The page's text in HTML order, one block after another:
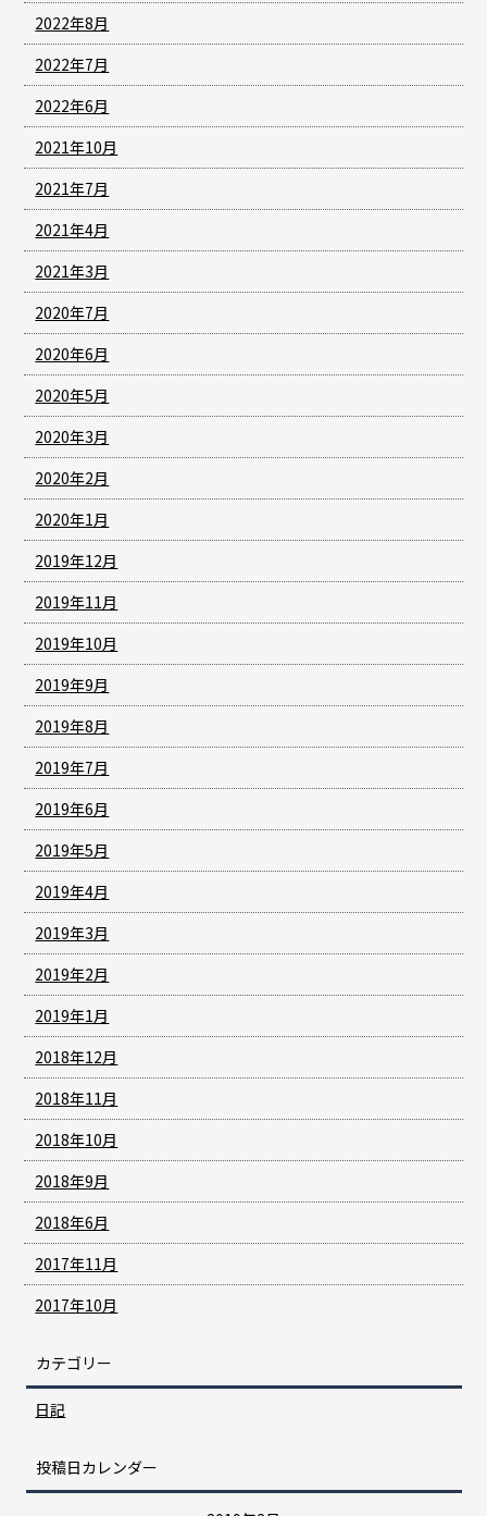
2022年8月
2022年7月
2022年6月
2021年10月
2021年7月
2021年4月
2021年3月
2020年7月
2020年6月
2020年5月
2020年3月
2020年2月
2020年1月
2019年12月
2019年11月
2019年10月
2019年9月
2019年8月
2019年7月
2019年6月
2019年5月
2019年4月
2019年3月
2019年2月
2019年1月
2018年12月
2018年11月
2018年10月
2018年9月
2018年6月
2017年11月
2017年10月
カテゴリー
日記
投稿日カレンダー